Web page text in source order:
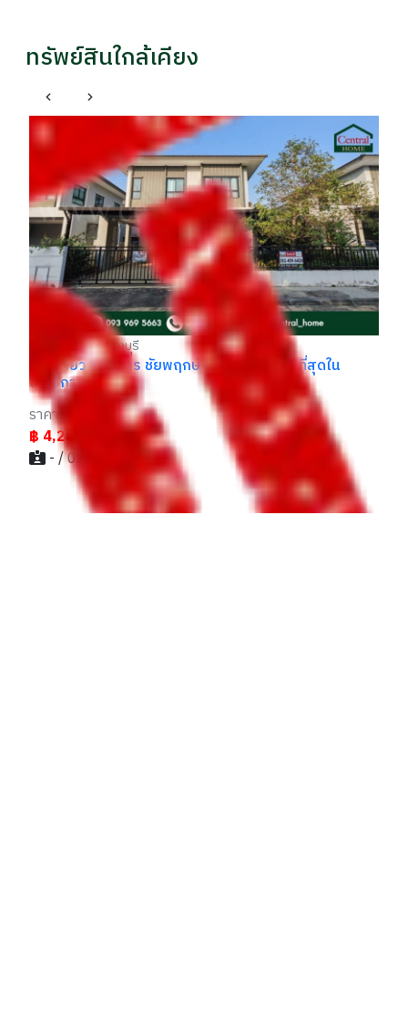
ทรัพย์สินใกล้เคียง
บางบัวทอง นนทบุรี
บ้านเดี่ยว สัมมากร ชัยพฤกษ์ - วงแหวน 2 ถูกที่สุดใน
โครงการ
ราคา
฿ 4,200,000
- / 029xxxx99